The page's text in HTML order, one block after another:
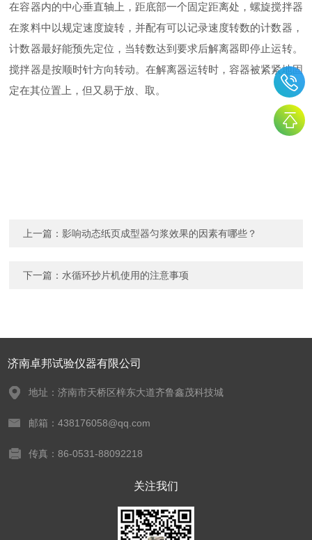
在容器内的中心垂直轴上，距底部一个固定距离处，螺旋搅拌器
在浆料中以规定速度旋转，并配有可以记录速度转数的计数器，
计数器最好能预先定位，当转数达到要求后解离器即停止运转。
搅拌器是按顺时针方向转动。在解离器运转时，容器被紧紧地固
定在其位置上，但又易于放、取。
上一篇：影响动态纸页成型器匀浆效果的因素有哪些？
下一篇： 水循环抄片机使用的注意事项
济南卓邦试验仪器有限公司
地址：济南市天桥区梓东大道齐鲁鑫茂科技城
邮箱：438176058@qq.com
传真：86-0531-88092218
关注我们